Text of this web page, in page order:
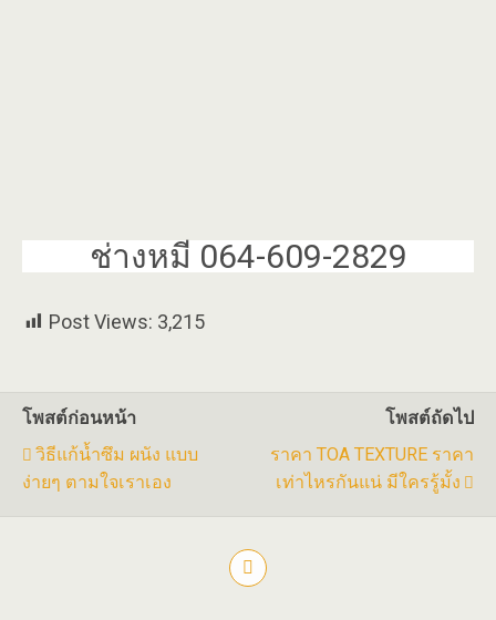
ช่างหมี 064-609-2829
Post Views: 3,215
โพสต์ก่อนหน้า
วิธีแก้น้ำซึม ผนัง แบบ
ง่ายๆ ตามใจเราเอง
โพสต์ถัดไป
ราคา TOA TEXTURE ราคา
เท่าไหรกันแน่ มีใครรู้มั้ง